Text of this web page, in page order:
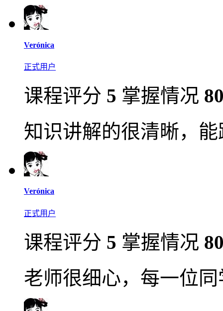
Verónica
正式用户
课程评分 5 掌握情况
知识讲解的很清晰，
Verónica
正式用户
课程评分 5 掌握情况
老师很细心，每一位